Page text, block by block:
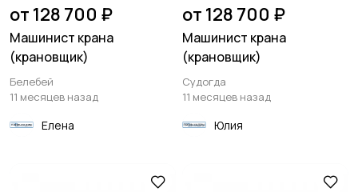
от 128 700 ₽
Машинист крана
(крановщик)
Белебей
11 месяцев назад
Елена
от 128 700 ₽
Машинист крана
(крановщик)
Судогда
11 месяцев назад
Юлия